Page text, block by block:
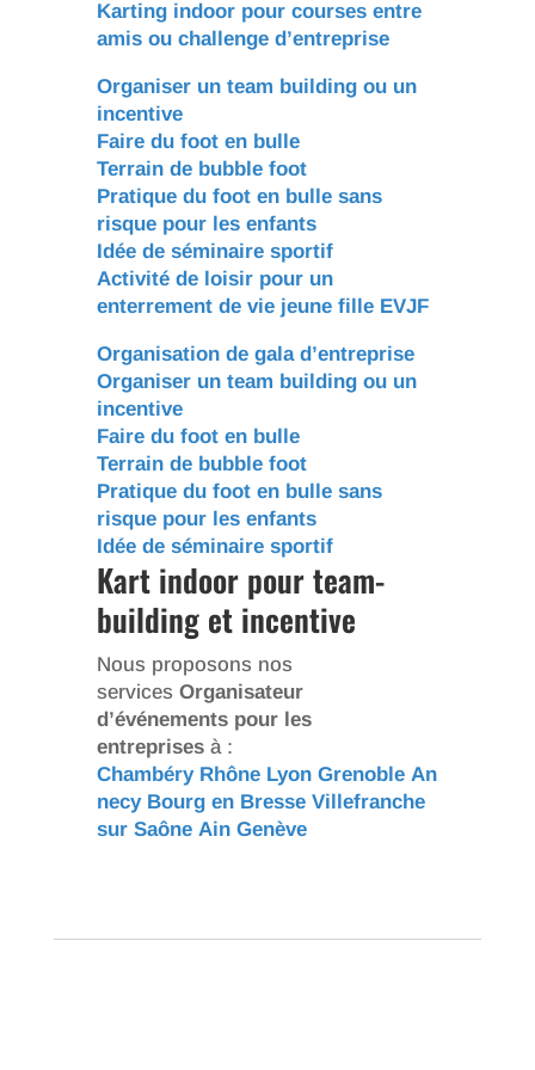
Karting indoor pour courses entre
amis ou challenge d’entreprise
Organiser un team building ou un
incentive
Faire du foot en bulle
Terrain de bubble foot
Pratique du foot en bulle sans
risque pour les enfants
Idée de séminaire sportif
Activité de loisir pour un
enterrement de vie jeune fille EVJF
Organisation de gala d’entreprise
Organiser un team building ou un
incentive
Faire du foot en bulle
Terrain de bubble foot
Pratique du foot en bulle sans
risque pour les enfants
Idée de séminaire sportif
Kart indoor pour team-
building et incentive
Nous proposons nos
services Organisateur
d’événements pour les
entreprisesà :
Chambéry Rhône Lyon Grenoble An
necy Bourg en Bresse Villefranche
sur Saône Ain Genève